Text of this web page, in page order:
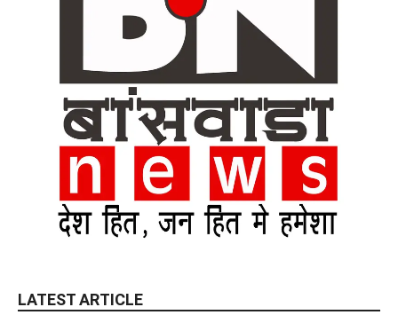
LATEST ARTICLE